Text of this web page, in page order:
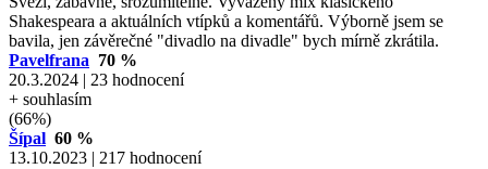
Shakespeara a aktuálních vtípků a komentářů. Výborně jsem se
bavila, jen závěrečné "divadlo na divadle" bych mírně zkrátila.
Pavelfrana 70 %
20.3.2024 | 23 hodnocení
+ souhlasím
(66%)
Šípal 60 %
13.10.2023 | 217 hodnocení